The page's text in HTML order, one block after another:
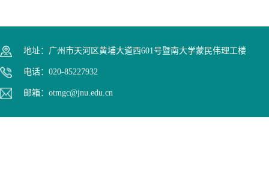
地址：广州市天河区黄埔大道西601号暨南大学蒙民伟理工楼
电话：020-85227932
邮箱：otmgc@jnu.edu.cn